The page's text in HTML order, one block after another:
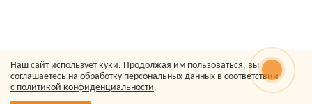
Наш сайт использует куки. Продолжая им пользоваться, вы
соглашаетесь на обработку персональных данных в соответствии
с политикой конфиденциальности.